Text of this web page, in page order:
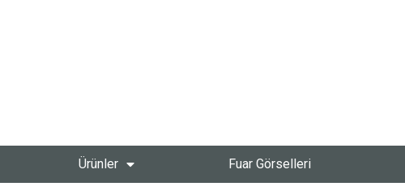
Ürünler Fuar Görselleri